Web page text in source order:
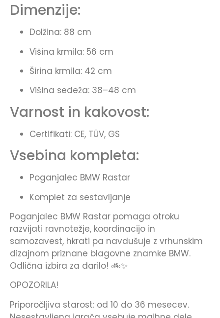
Dimenzije:
Dolžina: 88 cm
Višina krmila: 56 cm
Širina krmila: 42 cm
Višina sedeža: 38–48 cm
Varnost in kakovost:
Certifikati: CE, TÜV, GS
Vsebina kompleta:
Poganjalec BMW Rastar
Komplet za sestavljanje
Poganjalec BMW Rastar pomaga otroku
razvijati ravnotežje, koordinacijo in
samozavest, hkrati pa navdušuje z vrhunskim
dizajnom priznane blagovne znamke BMW.
Odlična izbira za darilo! 🚲✨
OPOZORILA!
Priporočljiva starost: od 10 do 36 mesecev.